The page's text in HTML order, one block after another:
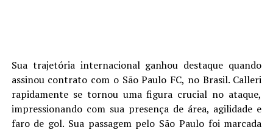
Sua trajetória internacional ganhou destaque quando
assinou contrato com o São Paulo FC, no Brasil. Calleri
rapidamente se tornou uma figura crucial no ataque,
impressionando com sua presença de área, agilidade e
faro de gol. Sua passagem pelo São Paulo foi marcada